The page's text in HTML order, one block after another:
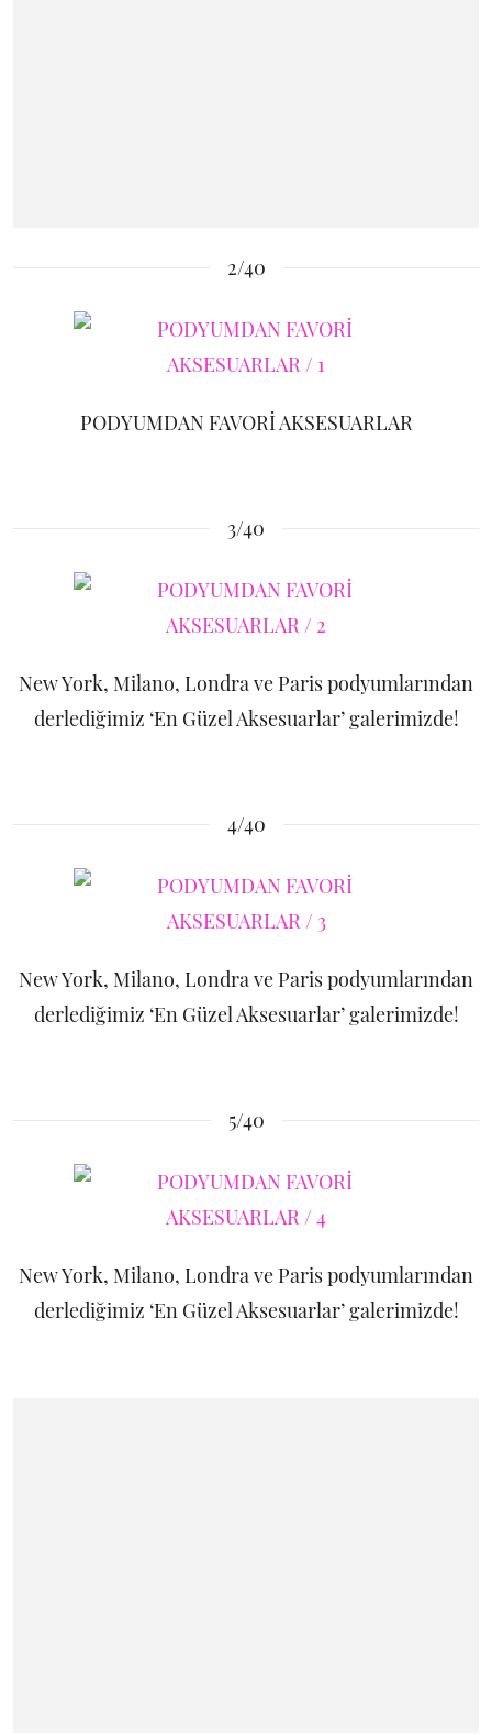
2/40
PODYUMDAN FAVORİ AKSESUARLAR
3/40
New York, Milano, Londra ve Paris podyumlarından
derlediğimiz ‘En Güzel Aksesuarlar’ galerimizde!
4/40
New York, Milano, Londra ve Paris podyumlarından
derlediğimiz ‘En Güzel Aksesuarlar’ galerimizde!
5/40
New York, Milano, Londra ve Paris podyumlarından
derlediğimiz ‘En Güzel Aksesuarlar’ galerimizde!